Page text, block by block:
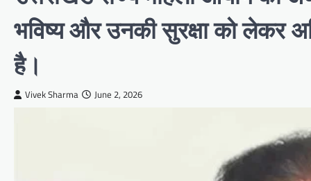
भविष्य और उनकी सुरक्षा को लेकर
है।
Vivek Sharma June 2, 2026